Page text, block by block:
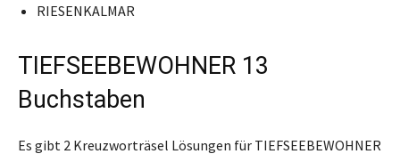
RIESENKALMAR
TIEFSEEBEWOHNER 13
Buchstaben
Es gibt 2 Kreuzworträsel Lösungen für TIEFSEEBEWOHNER